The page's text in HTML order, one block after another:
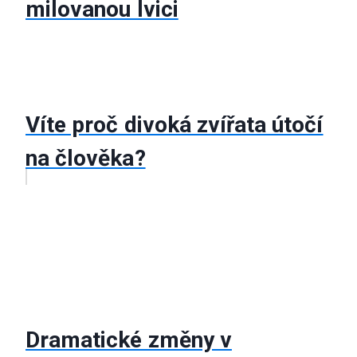
milovanou lvici
Víte proč divoká zvířata útočí
na člověka?
Dramatické změny v